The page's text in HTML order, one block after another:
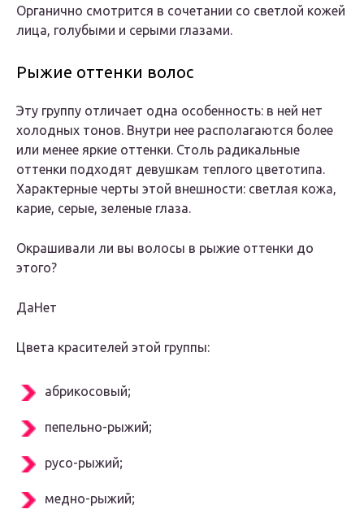
Органично смотрится в сочетании со светлой кожей
лица, голубыми и серыми глазами.
Рыжие оттенки волос
Эту группу отличает одна особенность: в ней нет
холодных тонов. Внутри нее располагаются более
или менее яркие оттенки. Столь радикальные
оттенки подходят девушкам теплого цветотипа.
Характерные черты этой внешности: светлая кожа,
карие, серые, зеленые глаза.
Окрашивали ли вы волосы в рыжие оттенки до
этого?
ДаНет
Цвета красителей этой группы:
абрикосовый;
пепельно-рыжий;
русо-рыжий;
медно-рыжий;